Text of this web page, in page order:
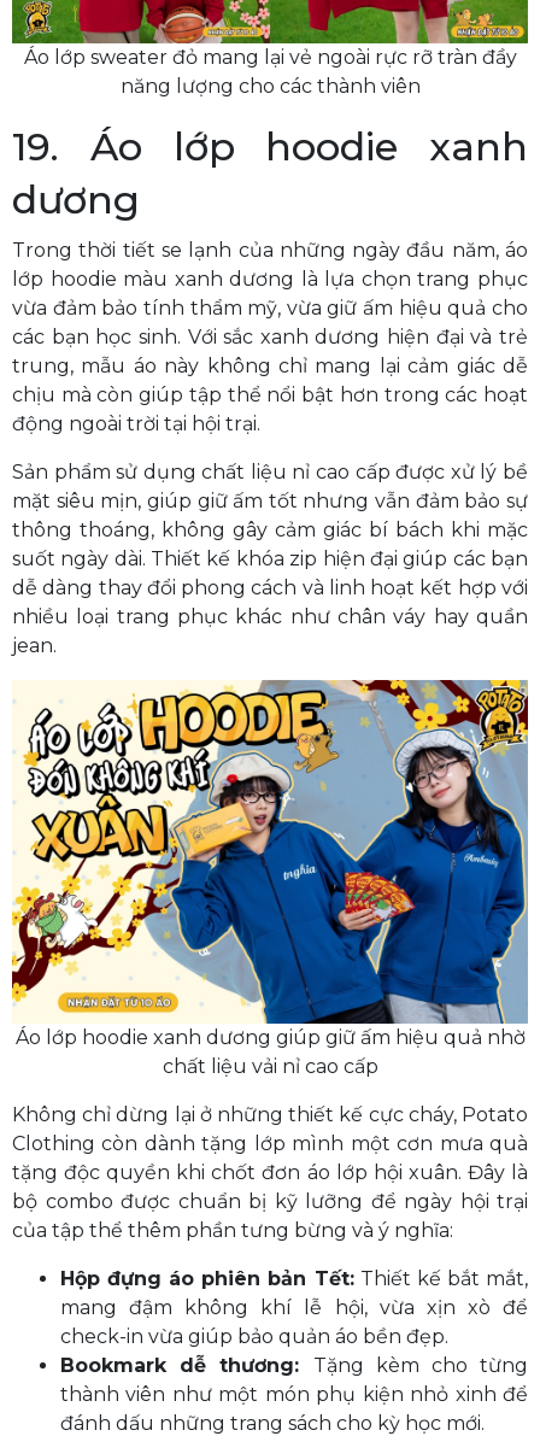
Áo lớp sweater đỏ mang lại vẻ ngoài rực rỡ tràn đầy
năng lượng cho các thành viên
19. Áo lớp hoodie xanh
dương
Trong thời tiết se lạnh của những ngày đầu năm, áo
lớp hoodie màu xanh dương là lựa chọn trang phục
vừa đảm bảo tính thẩm mỹ, vừa giữ ấm hiệu quả cho
các bạn học sinh. Với sắc xanh dương hiện đại và trẻ
trung, mẫu áo này không chỉ mang lại cảm giác dễ
chịu mà còn giúp tập thể nổi bật hơn trong các hoạt
động ngoài trời tại hội trại.
Sản phẩm sử dụng chất liệu nỉ cao cấp được xử lý bề
mặt siêu mịn, giúp giữ ấm tốt nhưng vẫn đảm bảo sự
thông thoáng, không gây cảm giác bí bách khi mặc
suốt ngày dài. Thiết kế khóa zip hiện đại giúp các bạn
dễ dàng thay đổi phong cách và linh hoạt kết hợp với
nhiều loại trang phục khác như chân váy hay quần
jean.
Áo lớp hoodie xanh dương giúp giữ ấm hiệu quả nhờ
chất liệu vải nỉ cao cấp
Không chỉ dừng lại ở những thiết kế cực cháy, Potato
Clothing còn dành tặng lớp mình một cơn mưa quà
tặng độc quyền khi chốt đơn áo lớp hội xuân. Đây là
bộ combo được chuẩn bị kỹ lưỡng để ngày hội trại
của tập thể thêm phần tưng bừng và ý nghĩa:
Hộp đựng áo phiên bản Tết:Thiết kế bắt mắt,
mang đậm không khí lễ hội, vừa xịn xò để
check-in vừa giúp bảo quản áo bền đẹp.
Bookmark dễ thương: Tặng kèm cho từng
thành viên như một món phụ kiện nhỏ xinh để
đánh dấu những trang sách cho kỳ học mới.